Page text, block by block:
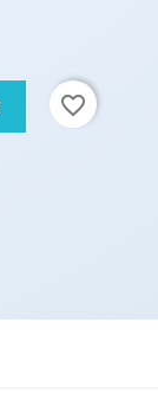
favorite_border